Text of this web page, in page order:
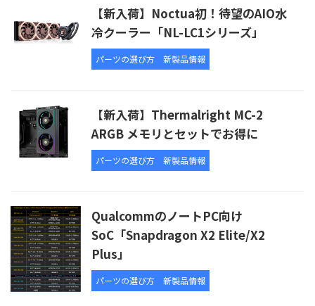
【新入荷】Noctua初！待望のAIO水
冷クーラー「NL-LC1シリーズ」
パーツの選び方 新製品情報
【新入荷】Thermalright MC-2
ARGB メモリとセットでお得に
パーツの選び方 新製品情報
QualcommのノートPC向け
SoC「Snapdragon X2 Elite/X2
Plus」
パーツの選び方 新製品情報